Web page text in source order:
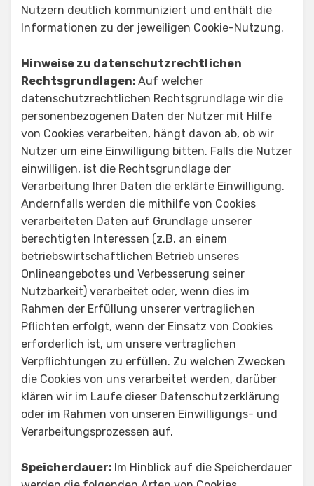
Nutzern deutlich kommuniziert und enthält die
Informationen zu der jeweiligen Cookie-Nutzung.
Hinweise zu datenschutzrechtlichen
Rechtsgrundlagen: Auf welcher
datenschutzrechtlichen Rechtsgrundlage wir die
personenbezogenen Daten der Nutzer mit Hilfe
von Cookies verarbeiten, hängt davon ab, ob wir
Nutzer um eine Einwilligung bitten. Falls die Nutzer
einwilligen, ist die Rechtsgrundlage der
Verarbeitung Ihrer Daten die erklärte Einwilligung.
Andernfalls werden die mithilfe von Cookies
verarbeiteten Daten auf Grundlage unserer
berechtigten Interessen (z.B. an einem
betriebswirtschaftlichen Betrieb unseres
Onlineangebotes und Verbesserung seiner
Nutzbarkeit) verarbeitet oder, wenn dies im
Rahmen der Erfüllung unserer vertraglichen
Pflichten erfolgt, wenn der Einsatz von Cookies
erforderlich ist, um unsere vertraglichen
Verpflichtungen zu erfüllen. Zu welchen Zwecken
die Cookies von uns verarbeitet werden, darüber
klären wir im Laufe dieser Datenschutzerklärung
oder im Rahmen von unseren Einwilligungs- und
Verarbeitungsprozessen auf.
Speicherdauer: Im Hinblick auf die Speicherdauer